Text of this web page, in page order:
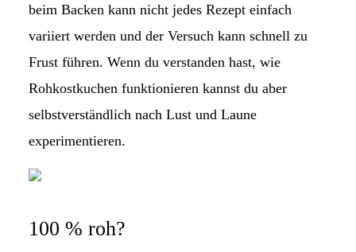
beim Backen kann nicht jedes Rezept einfach
variiert werden und der Versuch kann schnell zu
Frust führen. Wenn du verstanden hast, wie
Rohkostkuchen funktionieren kannst du aber
selbstverständlich nach Lust und Laune
experimentieren.
100 % roh?